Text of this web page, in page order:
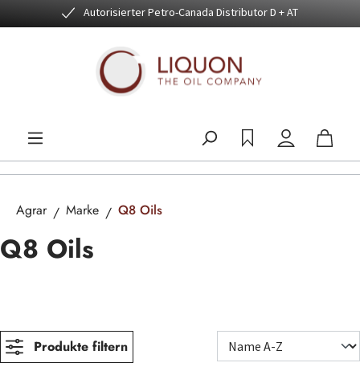
Zum Hauptinhalt springenAutorisierter Petro-Canada Distributor D + AT
Agrar Marke Q8 Oils
Q8 Oils
Produkte filtern